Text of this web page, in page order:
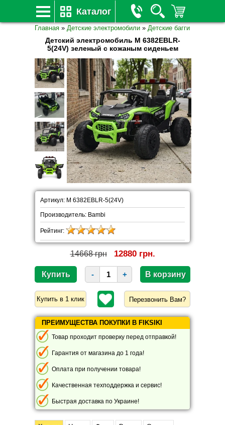
Каталог
Главная » Детские электромобили » Детские багги
Детский электромобиль M 6382EBLR-
5(24V) зеленый с кожаным сиденьем
Артикул: M 6382EBLR-5(24V)
Производитель: Bambi
Рейтинг:
14668 грн 12880 грн.
- +
Перезвонить Вам?
ПРЕИМУЩЕСТВА ПОКУПКИ В FIKSIKI
Товар проходит проверку перед отправкой!
Гарантия от магазина до 1 года!
Оплата при получении товара!
Качественная техподдержка и сервис!
Быстрая доставка по Украине!